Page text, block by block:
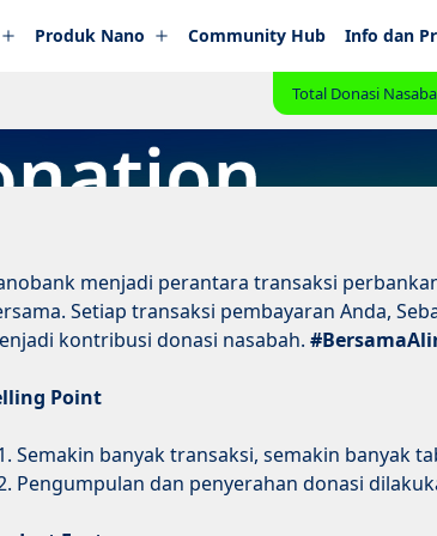
Produk Nano Community Hub Info dan
Total Donasi
menjadi perantara transaksi
Setiap transaksi pembayaran Anda,
kontribusi donasi nasabah.
Point
Semakin banyak transaksi, semakin banyak
Pengumpulan dan penyerahan donasi